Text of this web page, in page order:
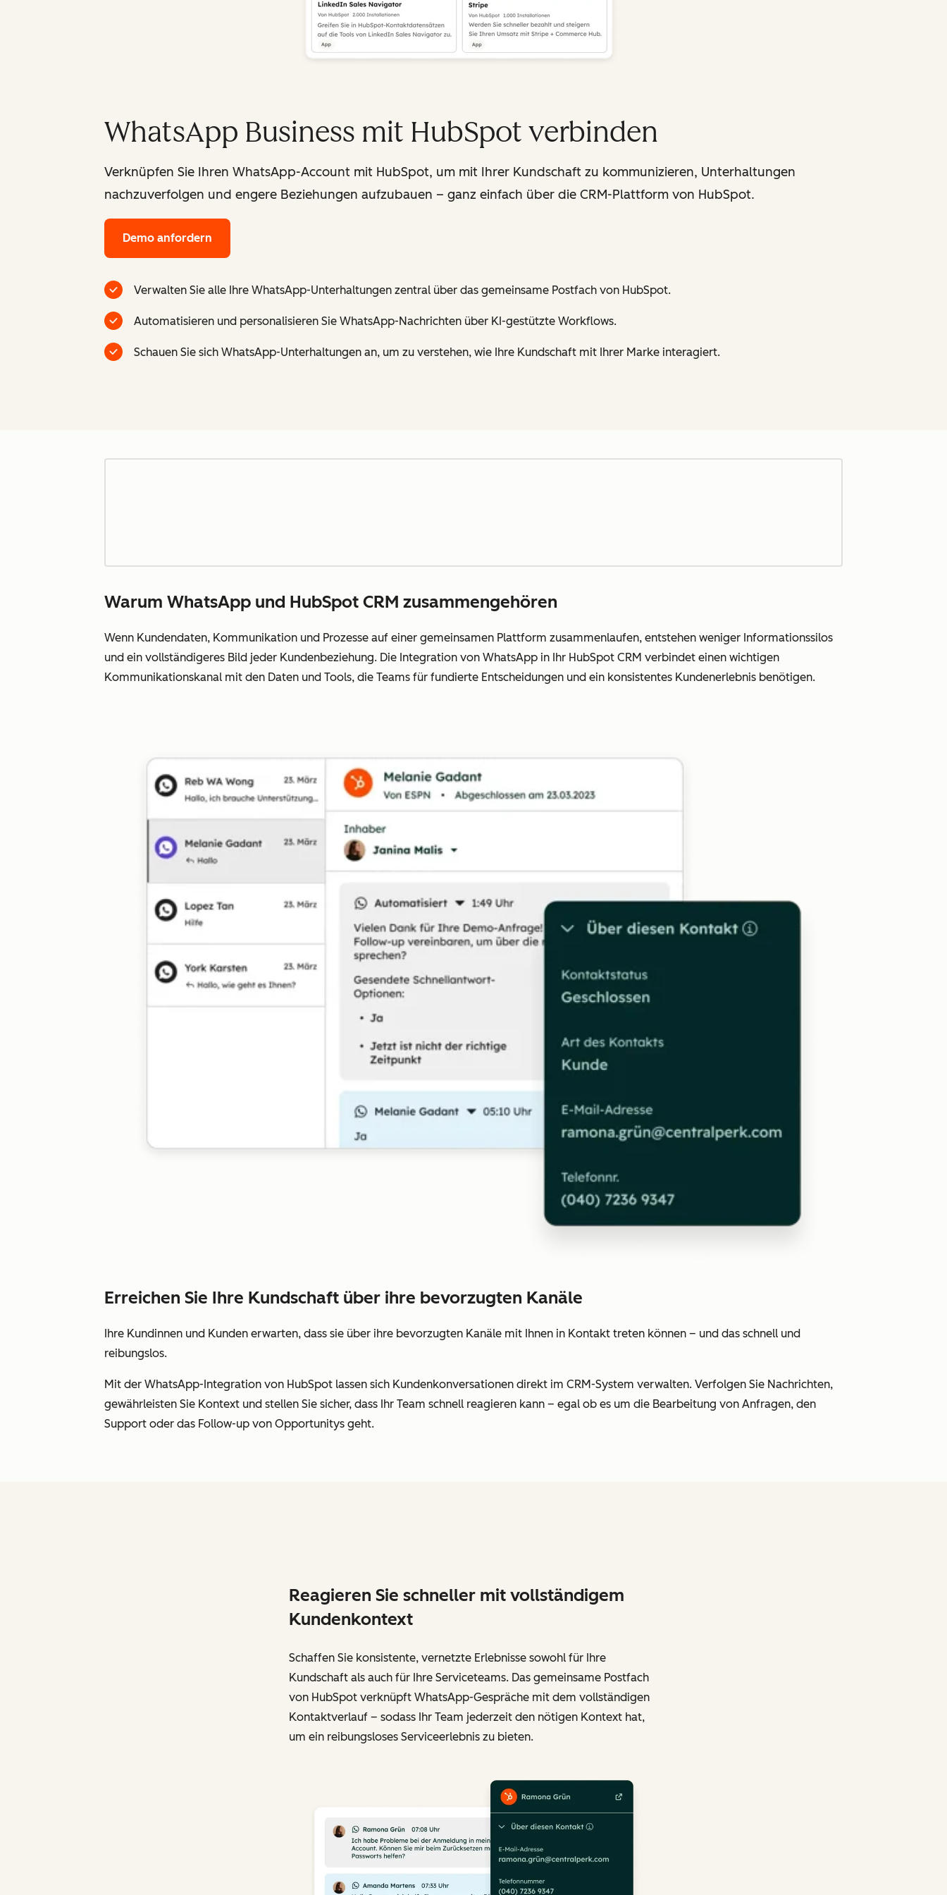
WhatsApp Business mit HubSpot verbinden
Verknüpfen Sie Ihren WhatsApp-Account mit HubSpot, um mit Ihrer Kundschaft zu kommunizieren, Unterhaltungen
nachzuverfolgen und engere Beziehungen aufzubauen – ganz einfach über die CRM-Plattform von HubSpot.
Demo anfordern
Verwalten Sie alle Ihre WhatsApp-Unterhaltungen zentral über das gemeinsame Postfach von HubSpot.
Automatisieren und personalisieren Sie WhatsApp-Nachrichten über KI-gestützte Workflows.
Schauen Sie sich WhatsApp-Unterhaltungen an, um zu verstehen, wie Ihre Kundschaft mit Ihrer Marke interagiert.
Warum WhatsApp und HubSpot CRM zusammengehören
Wenn Kundendaten, Kommunikation und Prozesse auf einer gemeinsamen Plattform zusammenlaufen, entstehen weniger Informationssilos
und ein vollständigeres Bild jeder Kundenbeziehung. Die Integration von WhatsApp in Ihr HubSpot CRM verbindet einen wichtigen
Kommunikationskanal mit den Daten und Tools, die Teams für fundierte Entscheidungen und ein konsistentes Kundenerlebnis benötigen.
Erreichen Sie Ihre Kundschaft über ihre bevorzugten Kanäle
Ihre Kundinnen und Kunden erwarten, dass sie über ihre bevorzugten Kanäle mit Ihnen in Kontakt treten können – und das schnell und
reibungslos.
Mit der WhatsApp-Integration von HubSpot lassen sich Kundenkonversationen direkt im CRM-System verwalten. Verfolgen Sie Nachrichten,
gewährleisten Sie Kontext und stellen Sie sicher, dass Ihr Team schnell reagieren kann – egal ob es um die Bearbeitung von Anfragen, den
Support oder das Follow-up von Opportunitys geht.
Reagieren Sie schneller mit vollständigem
Kundenkontext
Schaffen Sie konsistente, vernetzte Erlebnisse sowohl für Ihre
Kundschaft als auch für Ihre Serviceteams. Das gemeinsame Postfach
von HubSpot verknüpft WhatsApp-Gespräche mit dem vollständigen
Kontaktverlauf – sodass Ihr Team jederzeit den nötigen Kontext hat,
um ein reibungsloses Serviceerlebnis zu bieten.